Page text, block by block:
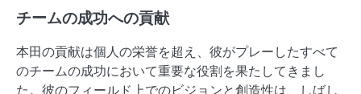
チームの成功への貢献
本田の貢献は個人の栄誉を超え、彼がプレーしたすべて
のチームの成功において重要な役割を果たしてきまし
た。彼のフィールド上でのビジョンと創造性は、しばし